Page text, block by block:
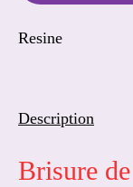
Resine
Description
Brisure